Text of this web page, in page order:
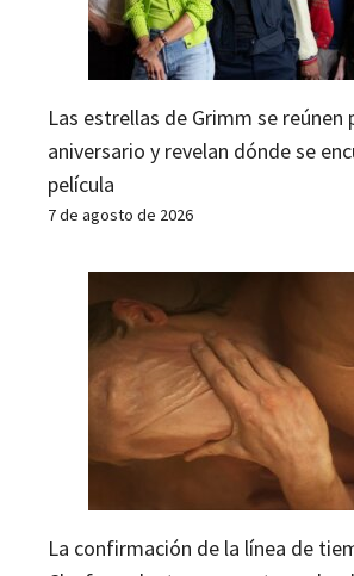
Las estrellas de Grimm se reúnen
aniversario y revelan dónde se
película
7 de agosto de 2026
La confirmación de la línea de